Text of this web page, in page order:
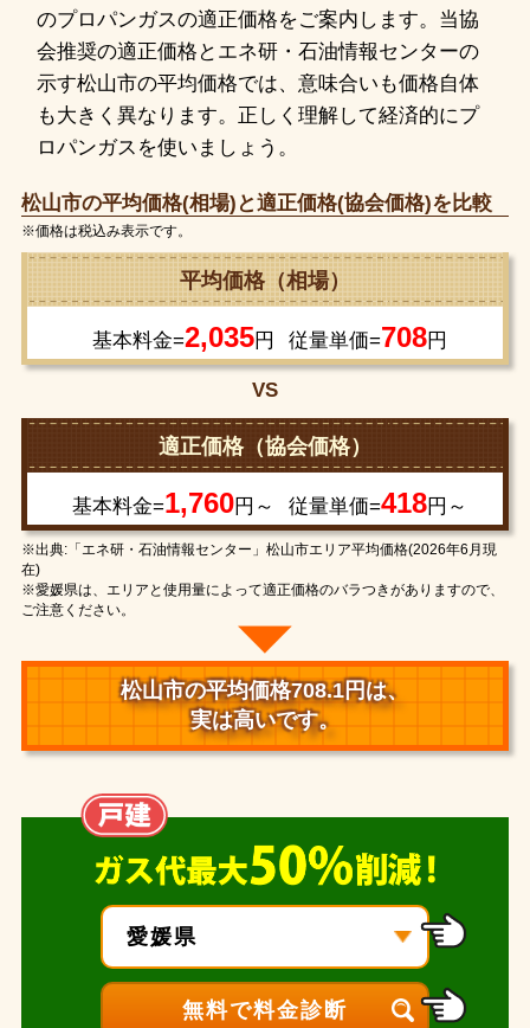
のプロパンガスの適正価格をご案内します。当協
会推奨の適正価格とエネ研・石油情報センターの
示す松山市の平均価格では、意味合いも価格自体
も大きく異なります。正しく理解して経済的にプ
ロパンガスを使いましょう。
松山市の平均価格(相場)と適正価格(協会価格)を比較
※価格は税込み表示です。
平均価格（相場）
基本料金=2,035円 従量単価=708円
VS
適正価格（協会価格）
基本料金=1,760円～ 従量単価=418円～
※出典:「エネ研・石油情報センター」松山市エリア平均価格(2026年6月現
在)
※愛媛県は、エリアと使用量によって適正価格のバラつきがありますので、
ご注意ください。
松山市の平均価格708.1円は、
実は高いです。